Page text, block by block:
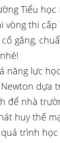
Tiểu
vòng thi cấp
gắng,
năng lực
dựa
để nhà
huy thế
trình